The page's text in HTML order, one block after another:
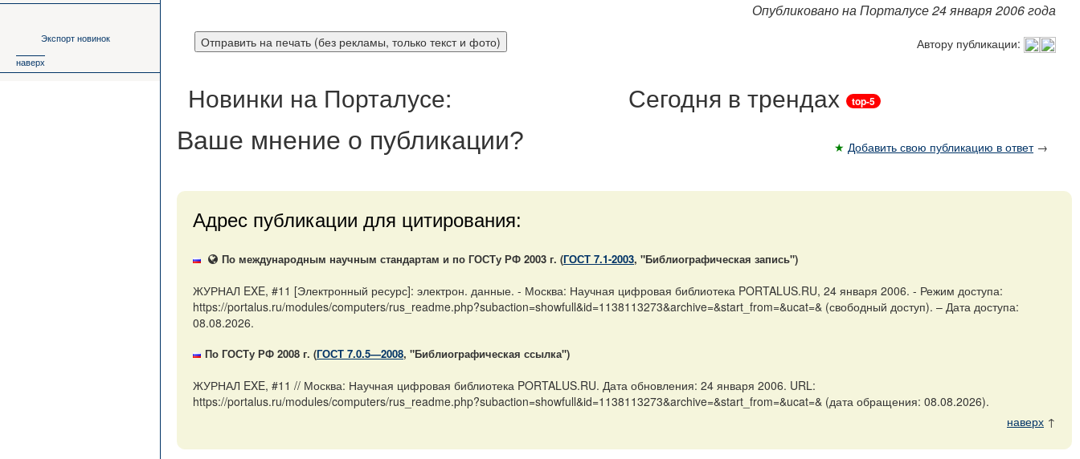
Экспорт новинок
наверх
Опубликовано на Порталусе 24 января 2006 года
Автору публикации:
Новинки на Порталусе: Сегодня в трендах top-5
★ Добавить свою публикацию в ответ→
Ваше мнение о публикации?
Адрес публикации для цитирования:
По международным научным стандартам и по ГОСТу РФ 2003 г. (ГОСТ 7.1-2003, "Библиографическая запись")
ЖУРНАЛ EXE, #11 [Электронный ресурс]: электрон. данные. - Москва: Научная цифровая библиотека PORTALUS.RU, 24 января 2006. - Режим доступа:
https://portalus.ru/modules/computers/rus_readme.php?subaction=showfull&id=1138113273&archive=&start_from=&ucat=& (свободный доступ). – Дата доступа:
08.08.2026.
По ГОСТу РФ 2008 г. (ГОСТ 7.0.5—2008, "Библиографическая ссылка")
ЖУРНАЛ EXE, #11 // Москва: Научная цифровая библиотека PORTALUS.RU. Дата обновления: 24 января 2006. URL:
https://portalus.ru/modules/computers/rus_readme.php?subaction=showfull&id=1138113273&archive=&start_from=&ucat=& (дата обращения: 08.08.2026).
наверх ↑